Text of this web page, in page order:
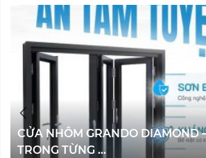
CỬA NHÔM GRANDO DIAMOND
TRONG TỪNG ...